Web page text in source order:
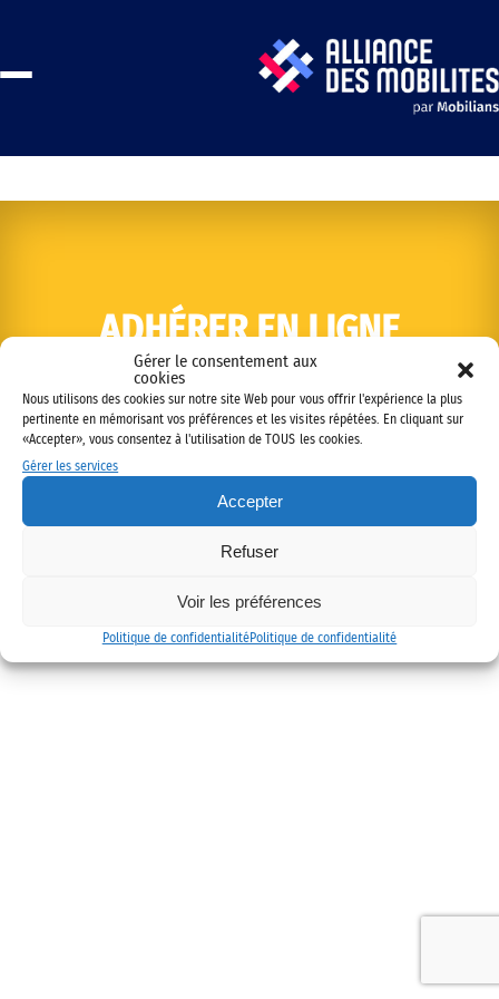
Gérer le consentement aux
cookies
Nous utilisons des cookies sur notre site Web pour vous offrir l'expérience la plus
pertinente en mémorisant vos préférences et les visites répétées. En cliquant sur
«Accepter», vous consentez à l'utilisation de TOUS les cookies.
Gérer les services
Accepter
Refuser
Voir les préférences
Politique de confidentialitéPolitique de confidentialité
ADHÉRER EN LIGNE
Copyright © 2022 Alliance des mobilités
Mentions légales Politique de confidentialité Contact